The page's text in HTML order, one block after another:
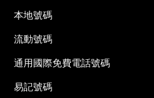
本地號碼
流動號碼
通用國際免費電話號碼
易記號碼